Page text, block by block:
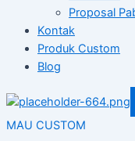
Proposal
Kontak
Produk Custom
Blog
MAU CUSTOM